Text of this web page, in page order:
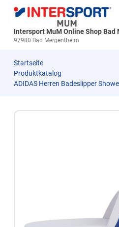
Intersport MuM Online Shop Bad
97980 Bad Mergentheim
Startseite
Produktkatalog
ADIDAS Herren Badeslipper